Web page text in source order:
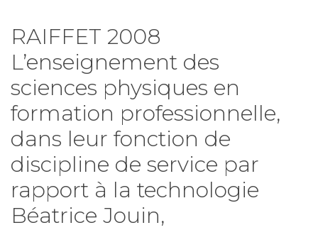
RAIFFET 2008
L’enseignement des
sciences physiques en
formation professionnelle,
dans leur fonction de
discipline de service par
rapport à la technologie
Béatrice Jouin,